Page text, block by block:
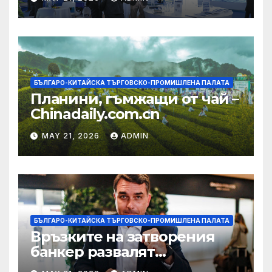
екосистема в Китай
БЪЛГАРО-КИТАЙСКА ТЪРГОВСКО-ПРОМИШЛЕНА ПАЛАТА
Планини, гъмжащи от чай –
Chinadaily.com.cn
MAY 21, 2026 ADMIN
БЪЛГАРО-КИТАЙСКА ТЪРГОВСКО-ПРОМИШЛЕНА ПАЛАТА
Връзките на затворения
банкер развалят
надеждите на Флавио